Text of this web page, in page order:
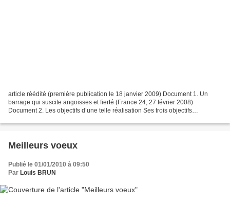
article réédité (première publication le 18 janvier 2009) Document 1. Un
barrage qui suscite angoisses et fierté (France 24, 27 février 2008)
Document 2. Les objectifs d’une telle réalisation Ses trois objectifs
Meilleurs voeux
Publié le 01/01/2010 à 09:50
Par Louis BRUN